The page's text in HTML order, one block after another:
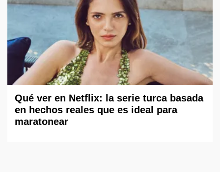
Qué ver en Netflix: la serie turca basada
en hechos reales que es ideal para
maratonear